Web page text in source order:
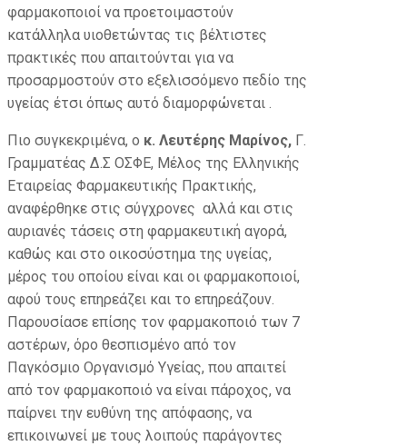
φαρμακοποιοί να προετοιμαστούν
κατάλληλα υιοθετώντας τις βέλτιστες
πρακτικές που απαιτούνται για να
προσαρμοστούν στο εξελισσόμενο πεδίο της
υγείας έτσι όπως αυτό διαμορφώνεται .
Πιο συγκεκριμένα, ο κ. Λευτέρης Μαρίνος, Γ.
Γραμματέας Δ.Σ ΟΣΦΕ, Μέλος της Ελληνικής
Εταιρείας Φαρμακευτικής Πρακτικής,
αναφέρθηκε στις σύγχρονες αλλά και στις
αυριανές τάσεις στη φαρμακευτική αγορά,
καθώς και στο οικοσύστημα της υγείας,
μέρος του οποίου είναι και οι φαρμακοποιοί,
αφού τους επηρεάζει και το επηρεάζουν.
Παρουσίασε επίσης τον φαρμακοποιό των 7
αστέρων, όρο θεσπισμένο από τον
Παγκόσμιο Οργανισμό Υγείας, που απαιτεί
από τον φαρμακοποιό να είναι πάροχος, να
παίρνει την ευθύνη της απόφασης, να
επικοινωνεί με τους λοιπούς παράγοντες